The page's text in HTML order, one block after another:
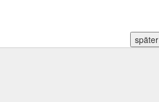
später